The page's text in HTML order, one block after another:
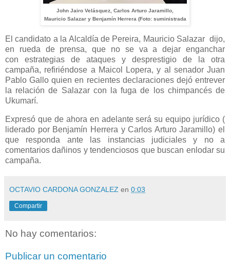
John Jairo Velásquez, Carlos Arturo Jaramillo,
Mauricio Salazar y Benjamín Herrera (Foto: suministrada
El candidato a la Alcaldía de Pereira, Mauricio Salazar dijo,
en rueda de prensa, que no se va a dejar enganchar
con estrategias de ataques y desprestigio de la otra
campaña, refiriéndose a Maicol Lopera, y al senador Juan
Pablo Gallo quien en recientes declaraciones dejó entrever
la relación de Salazar con la fuga de los chimpancés de
Ukumarí.
Expresó que de ahora en adelante será su equipo jurídico (
liderado por Benjamín Herrera y Carlos Arturo Jaramillo) el
que responda ante las instancias judiciales y no a
comentarios dañinos y tendenciosos que buscan enlodar su
campaña.
OCTAVIO CARDONA GONZALEZ en 0:03
Compartir
No hay comentarios:
Publicar un comentario